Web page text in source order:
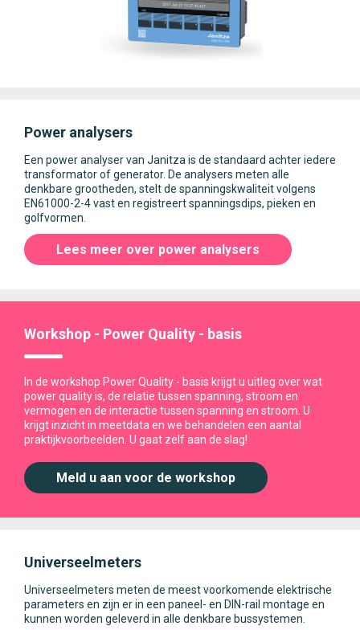
Power analysers
Een power analyser van Janitza is de standaard achter iedere
transformator of generator. De analysers meten alle
denkbare grootheden, stelt de spanningskwaliteit volgens
EN61000-2-4 vast en registreert spanningsdips, pieken en
golfvormen.
Lees meer over power analysers
Workshop - Power Quality - basis
In de workshop Power Quality - basis krijgt u uitleg over wat
power quality is, de relatie tussen spanning, stroom en
vermogen en de interactie tussen spanning en stroom. U
krijgt inzicht in meetdata en we behandelen een aantal
praktijkvoorbeelden. U gaat zelf aan de slag!
Meld u aan voor de workshop
Universeelmeters
Universeelmeters meten de meest voorkomende elektrische
parameters en zijn er in een paneel- en DIN-rail montage en
kunnen worden geleverd in alle denkbare bussystemen.